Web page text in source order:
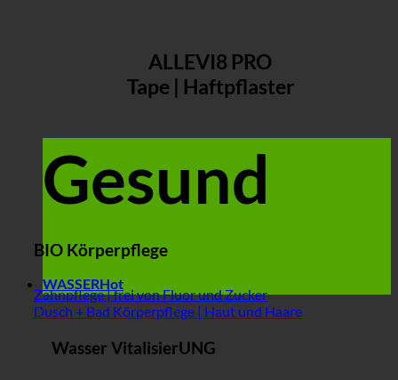
ALLEVI8 PRO
Tape | Haftpflaster
Gesund
BIO Körperpflege
Zahnpflege | frei von Fluor und Zucker
Dusch + Bad Körperpflege | Haut und Haare
WASSER
Wasser VitalisierUNG